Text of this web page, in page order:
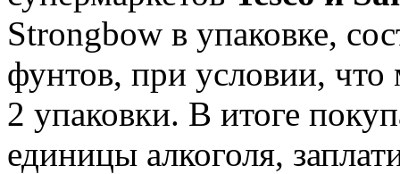
Strongbow в упаковке,
фунтов, при условии, что
2 упаковки. В итоге
единицы алкоголя,